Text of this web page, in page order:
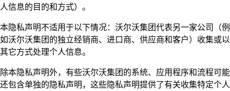
人信息的目的和方式）。
本隐私声明不适用于以下情况：沃尔沃集团代表另一家公司（例
如沃尔沃集团的独立经销商、进口商、供应商和客户）收集或以
其它方式处理个人信息。
除本隐私声明外，有些沃尔沃集团的系统、应用程序和流程可能
还包含单独的隐私声明，这些隐私声明提供了有关收集特定个人